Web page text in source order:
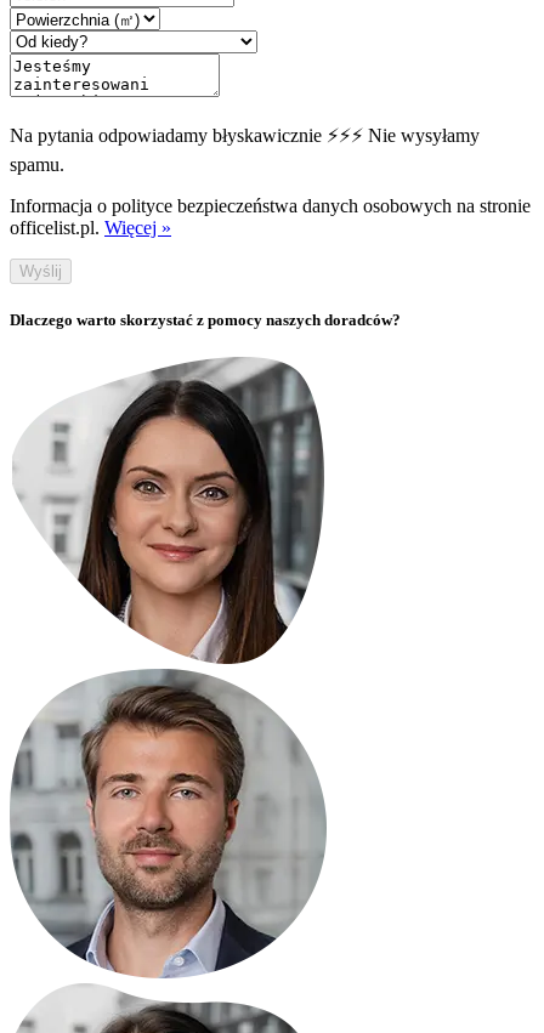
Na pytania odpowiadamy błyskawicznie ⚡⚡⚡ Nie wysyłamy
spamu.
Informacja o polityce bezpieczeństwa danych osobowych na stronie
officelist.pl. Więcej »
Wyślij
Dlaczego warto skorzystać z pomocy naszych doradców?